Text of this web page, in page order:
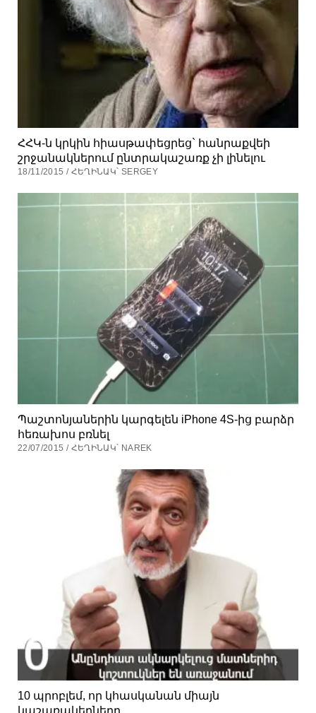
ՀՀԿ-ն կրկին հիասթափեցրեց` հանրաքվեի
շրջանակներում ընտրակաշառք չի լինելու
18/11/2015 / ՀԵՂԻՆԱԿ՝ SERGEY
Պաշտոնյաներին կարգելեն iPhone 4S-ից բարձր
հեռախոս բռնել
22/07/2015 / ՀԵՂԻՆԱԿ՝ NAREK
10 պրոբլեմ, որ կհասկանան միայն
կաշառակերները